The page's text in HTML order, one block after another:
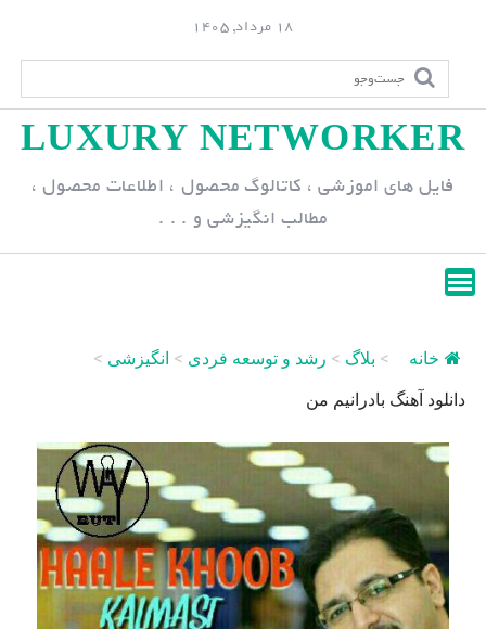
p
n
18 مرداد, 1405
LUXURY NETWORKER
فایل های اموزشی ، کاتالوگ محصول ، اطلاعات محصول ،
مطالب انگیزشی و . . .
خانه > بلاگ > رشد و توسعه فردی > انگیزشی >
دانلود آهنگ بادرانیم من